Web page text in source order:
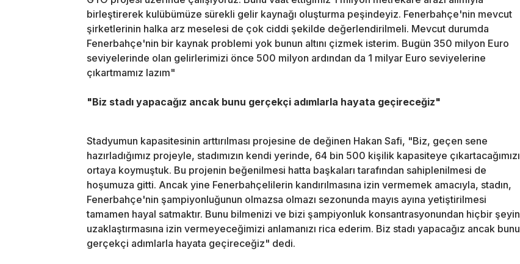
birleştirerek kulübümüze sürekli gelir kaynağı oluşturma peşindeyiz. Fenerbahçe'nin mevcut
şirketlerinin halka arz meselesi de çok ciddi şekilde değerlendirilmeli. Mevcut durumda
Fenerbahçe'nin bir kaynak problemi yok bunun altını çizmek isterim. Bugün 350 milyon Euro
seviyelerinde olan gelirlerimizi önce 500 milyon ardından da 1 milyar Euro seviyelerine
çıkartmamız lazım"
"Biz stadı yapacağız ancak bunu gerçekçi adımlarla hayata geçireceğiz"
Stadyumun kapasitesinin arttırılması projesine de değinen Hakan Safi, "Biz, geçen sene
hazırladığımız projeyle, stadımızın kendi yerinde, 64 bin 500 kişilik kapasiteye çıkartacağımızı
ortaya koymuştuk. Bu projenin beğenilmesi hatta başkaları tarafından sahiplenilmesi de
hoşumuza gitti. Ancak yine Fenerbahçelilerin kandırılmasına izin vermemek amacıyla, stadın,
Fenerbahçe'nin şampiyonluğunun olmazsa olmazı sezonunda mayıs ayına yetiştirilmesi
tamamen hayal satmaktır. Bunu bilmenizi ve bizi şampiyonluk konsantrasyonundan hiçbir şeyin
uzaklaştırmasına izin vermeyeceğimizi anlamanızı rica ederim. Biz stadı yapacağız ancak bunu
gerçekçi adımlarla hayata geçireceğiz" dedi.